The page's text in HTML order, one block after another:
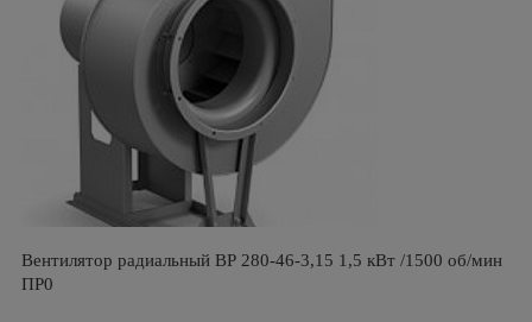
Вентилятор радиальный ВР 280-46-3,15 1,5 кВт /1500 об/мин
ПР0